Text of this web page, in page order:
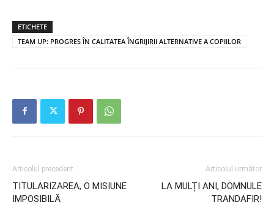
ETICHETE
TEAM UP: PROGRES ÎN CALITATEA ÎNGRIJIRII ALTERNATIVE A COPIILOR
Articolul precedent
TITULARIZAREA, O MISIUNE
IMPOSIBILĂ
Articolul următor
LA MULȚI ANI, DOMNULE
TRANDAFIR!